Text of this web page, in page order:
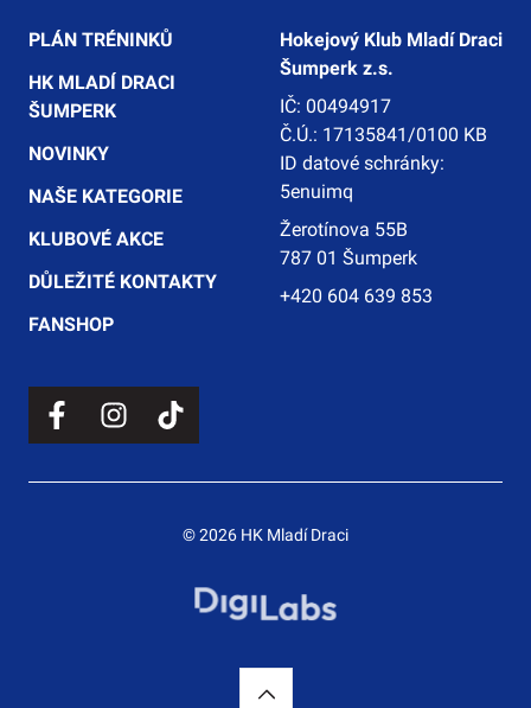
PLÁN TRÉNINKŮ
HK MLADÍ DRACI
ŠUMPERK
NOVINKY
NAŠE KATEGORIE
KLUBOVÉ AKCE
DŮLEŽITÉ KONTAKTY
FANSHOP
Hokejový Klub Mladí Draci
Šumperk z.s.
IČ: 00494917
Č.Ú.: 17135841/0100 KB
ID datové schránky:
5enuimq
Žerotínova 55B
787 01 Šumperk
+420 604 639 853
© 2026 HK Mladí Draci